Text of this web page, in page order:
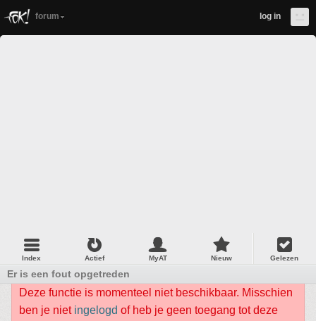
forum log in
Index Actief MyAT Nieuw Gelezen
Er is een fout opgetreden
Deze functie is momenteel niet beschikbaar. Misschien
ben je niet ingelogd of heb je geen toegang tot deze